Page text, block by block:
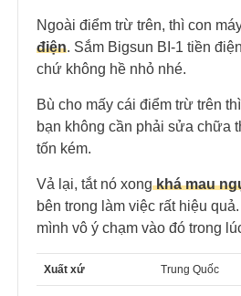
Ngoài điểm trừ trên, thì con
điện. Sắm Bigsun BI-1 tiền
chứ không hề nhỏ nhé.
Bù cho mấy cái điểm trừ trên thì
bạn không cần phải sửa chữa
tốn kém.
Vả lại, tắt nó xongkhá mau
bên trong làm việc rất hiệu
mình vô ý chạm vào đó trong
Xuất xứ Trung Quốc